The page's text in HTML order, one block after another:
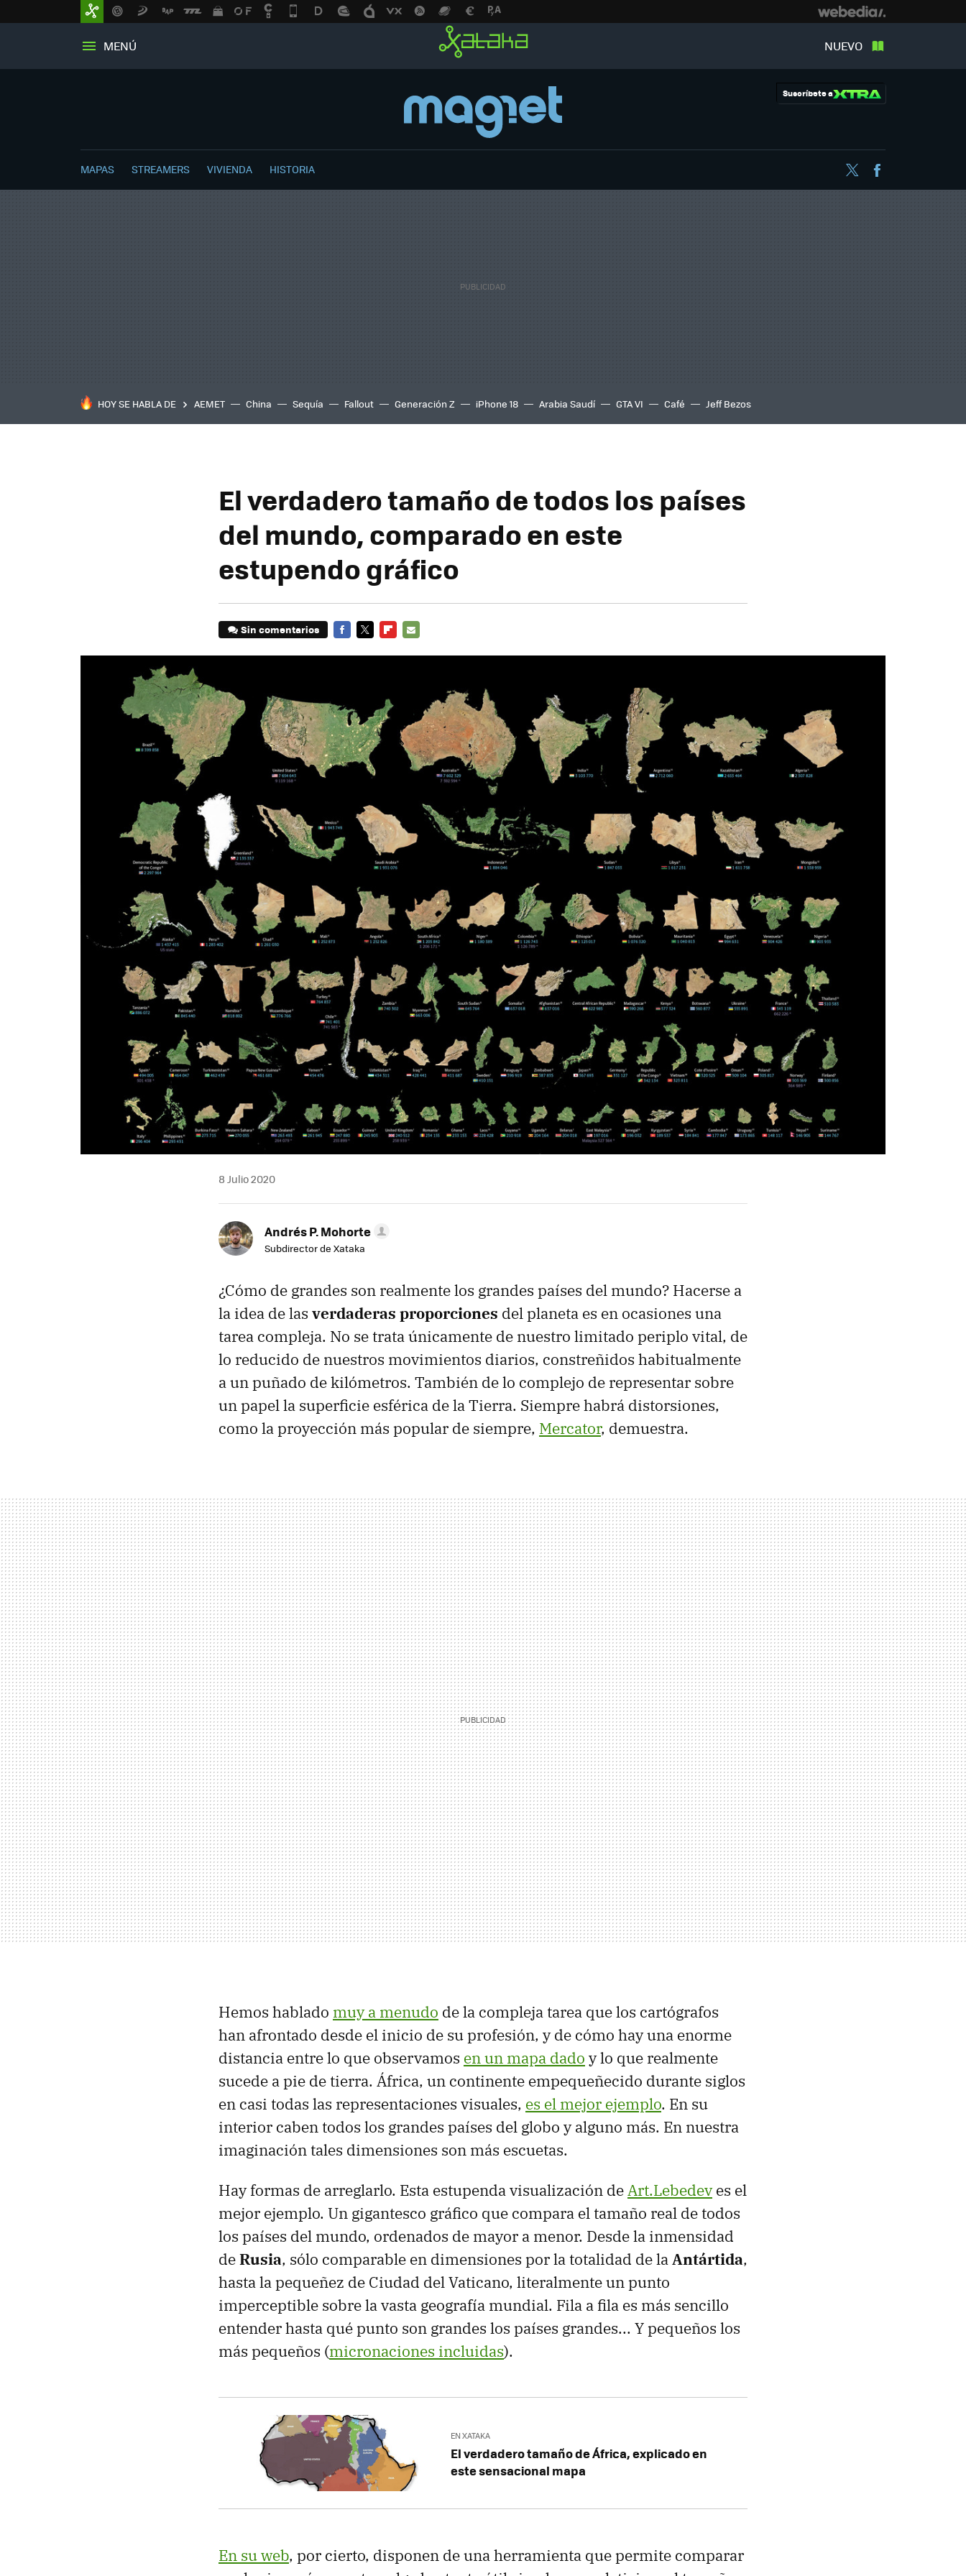
MENÚ NUEVO
Suscríbete a
MAPAS STREAMERS VIVIENDA HISTORIA Twitter
HOY SE HABLA DE AEMET China Sequía Fallout Generación Z iPhone 18 Arabia Saudí GTA VI Café Jeff Bezos
El verdadero tamaño de todos los países
del mundo, comparado en este
estupendo gráfico
Sin comentarios
8 Julio 2020
Andrés P. Mohorte
Subdirector de Xataka
¿Cómo de grandes son realmente los grandes países del mundo? Hacerse a
la idea de las verdaderas proporciones del planeta es en ocasiones una
tarea compleja. No se trata únicamente de nuestro limitado periplo vital, de
lo reducido de nuestros movimientos diarios, constreñidos habitualmente
a un puñado de kilómetros. También de lo complejo de representar sobre
un papel la superficie esférica de la Tierra. Siempre habrá distorsiones,
como la proyección más popular de siempre, Mercator, demuestra.
Hemos hablado muy a menudo de la compleja tarea que los cartógrafos
han afrontado desde el inicio de su profesión, y de cómo hay una enorme
distancia entre lo que observamos en un mapa dado y lo que realmente
sucede a pie de tierra. África, un continente empequeñecido durante siglos
en casi todas las representaciones visuales, es el mejor ejemplo. En su
interior caben todos los grandes países del globo y alguno más. En nuestra
imaginación tales dimensiones son más escuetas.
Hay formas de arreglarlo. Esta estupenda visualización deArt.Lebedeves el
mejor ejemplo. Un gigantesco gráfico que compara el tamaño real de todos
los países del mundo, ordenados de mayor a menor. Desde la inmensidad
deRusia, sólo comparable en dimensiones por la totalidad de laAntártida,
hasta la pequeñez de Ciudad del Vaticano, literalmente un punto
imperceptible sobre la vasta geografía mundial. Fila a fila es más sencillo
entender hasta qué punto son grandes los países grandes... Y pequeños los
más pequeños (micronaciones incluidas).
EN XATAKA
El verdadero tamaño de África, explicado en
este sensacional mapa
En su web, por cierto, disponen de una herramienta que permite comparar